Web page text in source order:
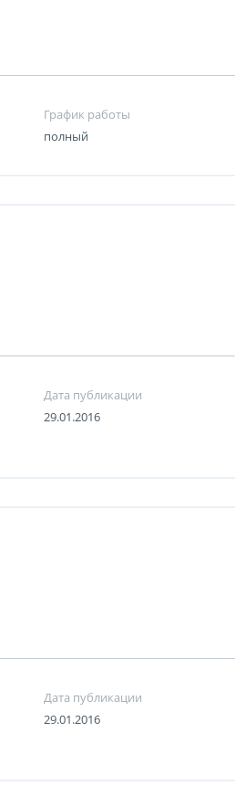
График работы
полный
Дата публикации
29.01.2016
Дата публикации
29.01.2016